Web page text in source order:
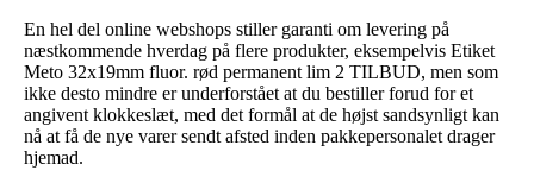
En hel del online webshops stiller garanti om levering på
næstkommende hverdag på flere produkter, eksempelvis Etiket
Meto 32x19mm fluor. rød permanent lim 2 TILBUD, men som
ikke desto mindre er underforstået at du bestiller forud for et
angivent klokkeslæt, med det formål at de højst sandsynligt kan
nå at få de nye varer sendt afsted inden pakkepersonalet drager
hjemad.